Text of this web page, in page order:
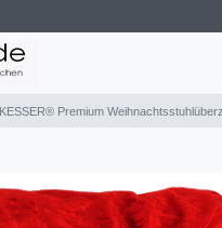
KESSER® Premium